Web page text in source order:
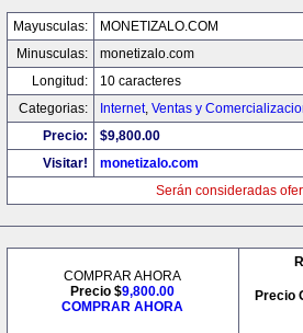
Mayusculas:
MONETIZALO.COM
Minusculas:
monetizalo.com
Longitud:
10 caracteres
Categorias:
Internet, Ventas y
Precio:
$9,800.00
Visitar!
monetizalo.com
Serán consideradas
COMPRAR AHORA
Precio $9,800.00
COMPRAR AHORA
Precio